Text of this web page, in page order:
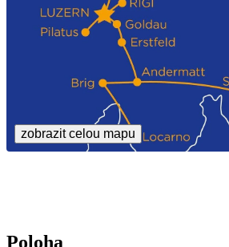
zobrazit celou mapu
Poloha